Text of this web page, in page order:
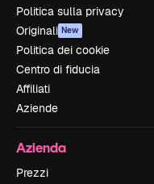
Politica sulla privacy
Originali New
Politica dei cookie
Centro di fiducia
Affiliati
Aziende
Azienda
Prezzi